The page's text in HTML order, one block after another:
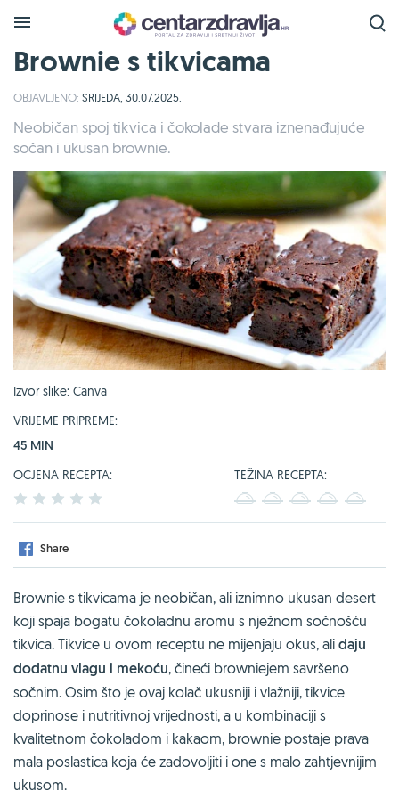
Brownie s tikvicama
OBJAVLJENO: SRIJEDA, 30.07.2025.
Neobičan spoj tikvica i čokolade stvara iznenađujuće
sočan i ukusan brownie.
Izvor slike: Canva
VRIJEME PRIPREME:
45 MIN
OCJENA RECEPTA:
2 3 4
TEŽINA RECEPTA:
4
Share
Brownie s tikvicama je neobičan, ali iznimno ukusan desert
koji spaja bogatu čokoladnu aromu s nježnom sočnošću
tikvica. Tikvice u ovom receptu ne mijenjaju okus, ali daju
dodatnu vlagu i mekoću, čineći browniejem savršeno
sočnim. Osim što je ovaj kolač ukusniji i vlažniji, tikvice
doprinose i nutritivnoj vrijednosti, a u kombinaciji s
kvalitetnom čokoladom i kakaom, brownie postaje prava
mala poslastica koja će zadovoljiti i one s malo zahtjevnijim
ukusom.